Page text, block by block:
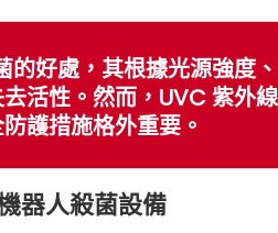
的好處，其根據光源強度
活性。然而，UVC 紫外
護措施格外重要。
器人殺菌設備